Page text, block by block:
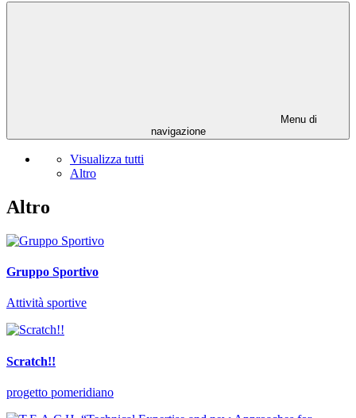
Menu di
navigazione
Visualizza tutti
Altro
Altro
Gruppo Sportivo
Attività sportive
Scratch!!
progetto pomeridiano